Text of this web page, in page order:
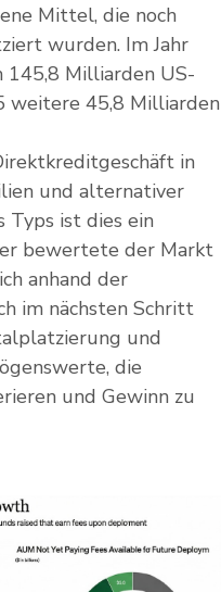
Mittel, die noch
wurden. Im Jahr
Milliarden US-
weitere 45,8 Milliarden
in
und alternativer
Typs ist dies ein
bewertete der Markt
anhand der
im nächsten Schritt
und
die
und Gewinn zu